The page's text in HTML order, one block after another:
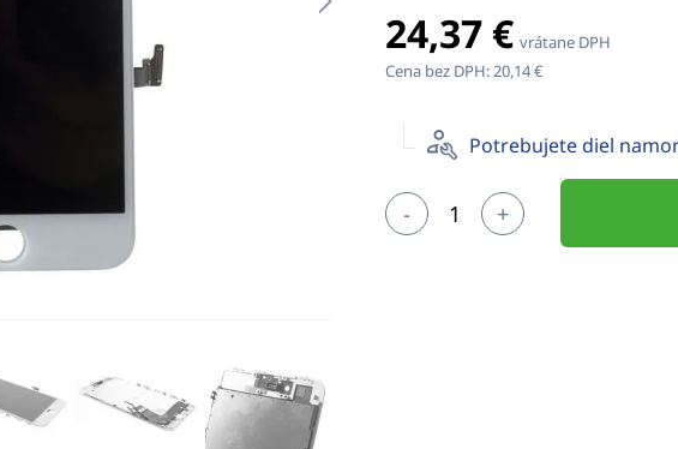
24,37 € vrátane DPH
Cena bez DPH:20,14 €
Potrebujete diel
- +